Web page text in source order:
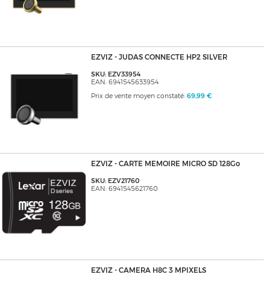
EZVIZ - JUDAS CONNECTE HP2 SILVER
SKU: EZV33954
EAN: 6941545633954
Prix de vente moyen constaté: 69,99 €
EZVIZ - CARTE MEMOIRE MICRO SD 128Go
SKU: EZV21760
EAN: 6941545621760
EZVIZ - CAMERA H8C 3 MPIXELS